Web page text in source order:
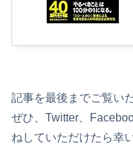
記事を最後までご覧い
ぜひ、Twitter、
ねしていただけたら幸